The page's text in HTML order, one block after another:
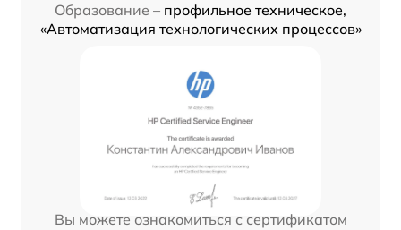
Образование – профильное техническое,
«Автоматизация технологических процессов»
Вы можете ознакомиться с сертификатом